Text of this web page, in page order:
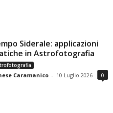
Siderale: applicazioni
in Astrofotografia
Caramanico - 10 Luglio 2026 0